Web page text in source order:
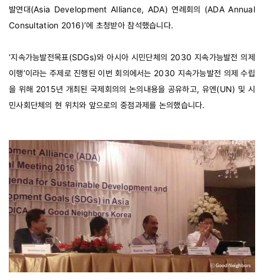
발연대(Asia Development Alliance, ADA) 연례회의 (ADA Annual
Consultation 2016)’에 초청받아 참석했습니다.
‘지속가능발전목표(SDGs)와 아시아 시민단체의 2030 지속가능발전 의제
이행’이라는 주제로 진행된 이번 회의에서는 2030 지속가능발전 의제 수립
을 위해 2015년 개최된 국제회의의 논의내용을 공유하고, 유엔(UN) 및 시
민사회단체의 현 위치와 앞으로의 중점과제를 논의했습니다.